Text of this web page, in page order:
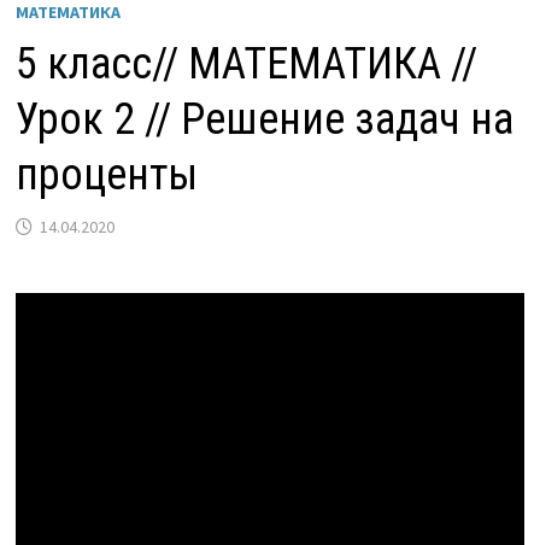
МАТЕМАТИКА
5 класс// МАТЕМАТИКА //
Урок 2 // Решение задач на
проценты
14.04.2020